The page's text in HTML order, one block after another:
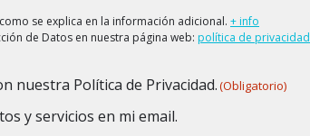
se explica en la información adicional. + info
de Datos en nuestra página web: política de privacidad
nuestra Política de Privacidad.(Obligatorio)
y servicios en mi email.